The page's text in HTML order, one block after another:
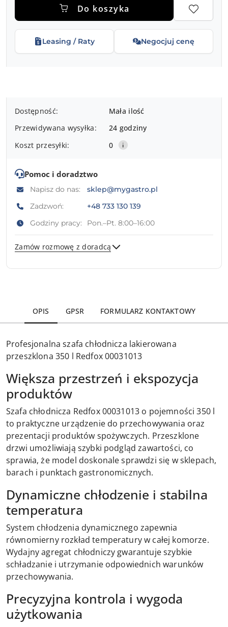
Do koszyka
Leasing / Raty Negocjuj cenę
Dostępność
dostawa
Dostępność:
Mała ilość
Przewidywana wysyłka:
24 godziny
Koszt przesyłki:
0
Pomoc i doradztwo
Napisz do nas:
sklep@mygastro.pl
Zadzwoń:
+48 733 130 139
Godziny pracy:
Pon.–Pt. 8:00–16:00
Zamów rozmowę z doradcą
OPIS GPSR FORMULARZ KONTAKTOWY
Profesjonalna szafa chłodnicza lakierowana
przeszklona 350 l Redfox 00031013
Większa przestrzeń i ekspozycja
produktów
Szafa chłodnicza Redfox 00031013 o pojemności 350 l
to praktyczne urządzenie do przechowywania oraz
prezentacji produktów spożywczych. Przeszklone
drzwi umożliwiają szybki podgląd zawartości, co
sprawia, że model doskonale sprawdzi się w sklepach,
barach i punktach gastronomicznych.
Dynamiczne chłodzenie i stabilna
temperatura
System chłodzenia dynamicznego zapewnia
równomierny rozkład temperatury w całej komorze.
Wydajny agregat chłodniczy gwarantuje szybkie
schładzanie i utrzymanie odpowiednich warunków
przechowywania.
Precyzyjna kontrola i wygoda
użytkowania